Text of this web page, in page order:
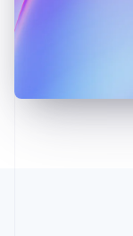
DeutschEnglish